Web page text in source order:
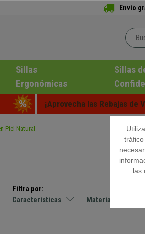
Envío
Sillas
Ergonómicas
Sillas
¡Aprovecha las Rebajas
Piel Natural
Filtra por:
Características
Material
las